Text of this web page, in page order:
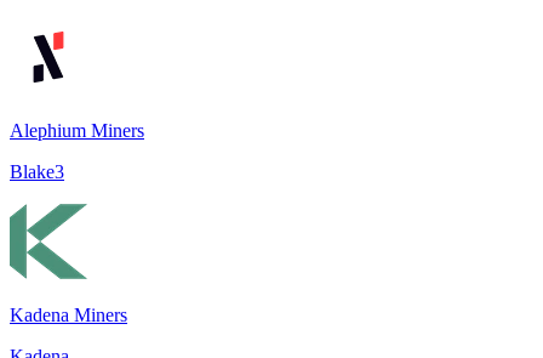
Alephium Miners
Blake3
Kadena Miners